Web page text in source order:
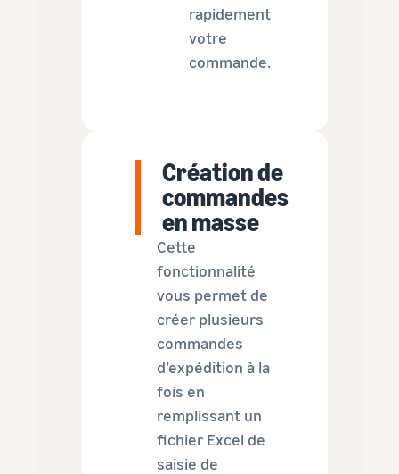
rapidement
votre
commande.
Création de
commandes
en masse
Cette
fonctionnalité
vous permet de
créer plusieurs
commandes
d’expédition à la
fois en
remplissant un
fichier Excel de
saisie de